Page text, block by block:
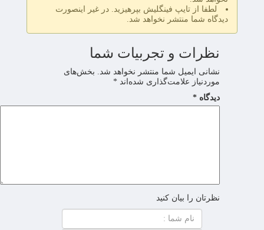
لطفا از تایپ فینگلیش بپرهیزید. در غیر اینصورت
دیدگاه شما منتشر نخواهد شد.
نظرات و تجربیات شما
نشانی ایمیل شما منتشر نخواهد شد. بخش‌های
موردنیاز علامت‌گذاری شده‌اند *
دیدگاه *
نظرتان را بیان کنید